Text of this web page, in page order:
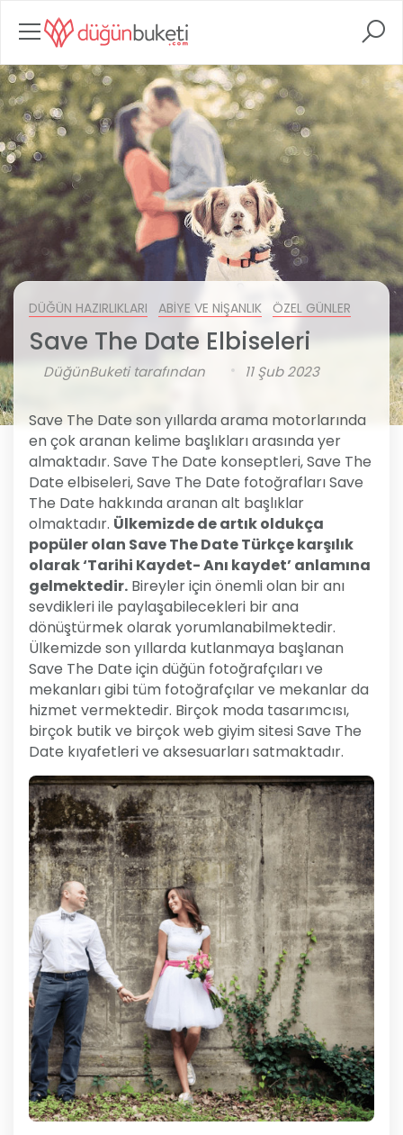
DÜĞÜN HAZIRLIKLARI ABIYE VE NIŞANLIK ÖZEL GÜNLER
Save The Date Elbiseleri
DüğünBuketi tarafından 11 Şub 2023
Save The Date son yıllarda arama motorlarında
en çok aranan kelime başlıkları arasında yer
almaktadır. Save The Date konseptleri, Save The
Date elbiseleri, Save The Date fotoğrafları Save
The Date hakkında aranan alt başlıklar
olmaktadır. Ülkemizde de artık oldukça
popüler olan Save The Date Türkçe karşılık
olarak ‘Tarihi Kaydet- Anı kaydet’ anlamına
gelmektedir. Bireyler için önemli olan bir anı
sevdikleri ile paylaşabilecekleri bir ana
dönüştürmek olarak yorumlanabilmektedir.
Ülkemizde son yıllarda kutlanmaya başlanan
Save The Date için düğün fotoğrafçıları ve
mekanları gibi tüm fotoğrafçılar ve mekanlar da
hizmet vermektedir. Birçok moda tasarımcısı,
birçok butik ve birçok web giyim sitesi Save The
Date kıyafetleri ve aksesuarları satmaktadır.